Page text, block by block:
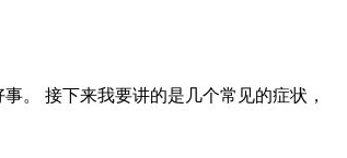
。 接下来我要讲的是几个常见的症状，